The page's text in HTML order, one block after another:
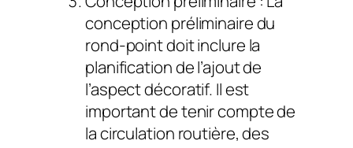
conception préliminaire du
rond-point doit inclure la
planification de l’ajout de
l’aspect décoratif. Il est
important de tenir compte de
la circulation routière, des